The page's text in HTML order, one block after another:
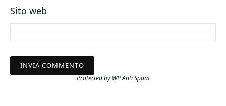
Sito web
Protected by WP Anti Spam